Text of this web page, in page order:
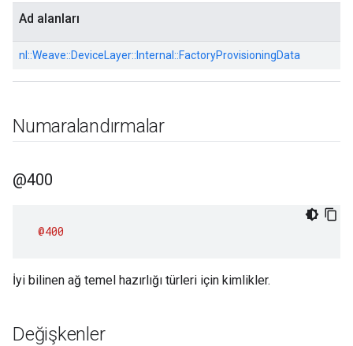
Ad alanları
nl::Weave::DeviceLayer:: Internal::FactoryProvisioningData
Numaralandırmalar
@400
@400
İyi bilinen ağ temel hazırlığı türleri için kimlikler.
Değişkenler